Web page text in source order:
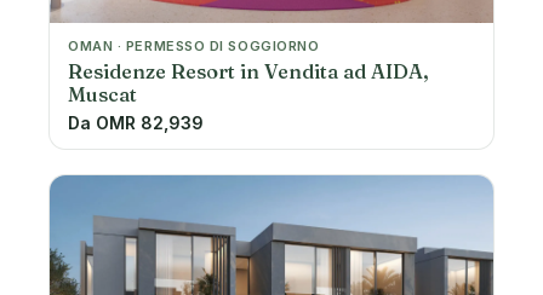
OMAN · PERMESSO DI SOGGIORNO
Residenze Resort in Vendita ad AIDA,
Muscat
Da OMR 82,939